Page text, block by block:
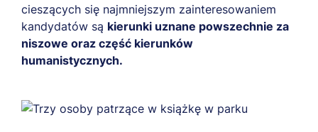
cieszących się najmniejszym zainteresowaniem
kandydatów są kierunki uznane powszechnie za
niszowe oraz część kierunków
humanistycznych.